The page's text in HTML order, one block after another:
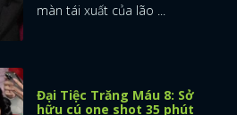
màn tái xuất của lão ...
Đại Tiệc Trăng Máu 8: Sở
hữu cú one shot 35 phút